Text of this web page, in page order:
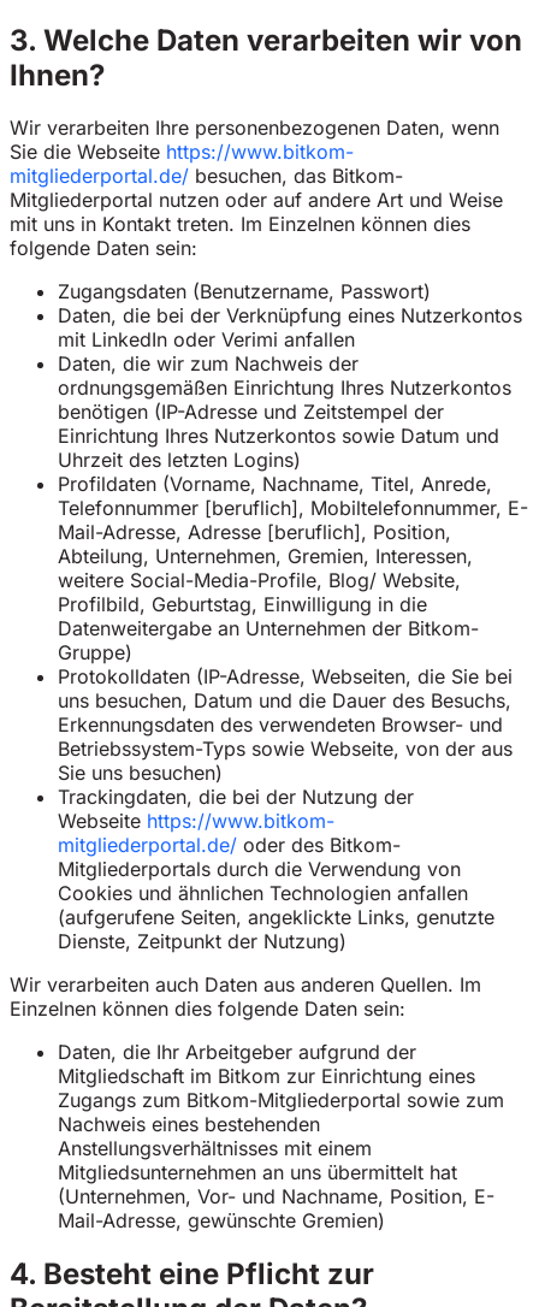
3. Welche Daten verarbeiten wir von
Ihnen?
Wir verarbeiten Ihre personenbezogenen Daten, wenn
Sie die Webseite https://www.bitkom-
mitgliederportal.de/ besuchen, das Bitkom-
Mitgliederportal nutzen oder auf andere Art und Weise
mit uns in Kontakt treten. Im Einzelnen können dies
folgende Daten sein:
Zugangsdaten (Benutzername, Passwort)
Daten, die bei der Verknüpfung eines Nutzerkontos
mit LinkedIn oder Verimi anfallen
Daten, die wir zum Nachweis der
ordnungsgemäßen Einrichtung Ihres Nutzerkontos
benötigen (IP-Adresse und Zeitstempel der
Einrichtung Ihres Nutzerkontos sowie Datum und
Uhrzeit des letzten Logins)
Profildaten (Vorname, Nachname, Titel, Anrede,
Telefonnummer [beruflich], Mobiltelefonnummer, E-
Mail-Adresse, Adresse [beruflich], Position,
Abteilung, Unternehmen, Gremien, Interessen,
weitere Social-Media-Profile, Blog/ Website,
Profilbild, Geburtstag, Einwilligung in die
Datenweitergabe an Unternehmen der Bitkom-
Gruppe)
Protokolldaten (IP-Adresse, Webseiten, die Sie bei
uns besuchen, Datum und die Dauer des Besuchs,
Erkennungsdaten des verwendeten Browser- und
Betriebssystem-Typs sowie Webseite, von der aus
Sie uns besuchen)
Trackingdaten, die bei der Nutzung der
Webseite https://www.bitkom-
mitgliederportal.de/ oder des Bitkom-
Mitgliederportals durch die Verwendung von
Cookies und ähnlichen Technologien anfallen
(aufgerufene Seiten, angeklickte Links, genutzte
Dienste, Zeitpunkt der Nutzung)
Wir verarbeiten auch Daten aus anderen Quellen. Im
Einzelnen können dies folgende Daten sein:
Daten, die Ihr Arbeitgeber aufgrund der
Mitgliedschaft im Bitkom zur Einrichtung eines
Zugangs zum Bitkom-Mitgliederportal sowie zum
Nachweis eines bestehenden
Anstellungsverhältnisses mit einem
Mitgliedsunternehmen an uns übermittelt hat
(Unternehmen, Vor- und Nachname, Position, E-
Mail-Adresse, gewünschte Gremien)
4. Besteht eine Pflicht zur